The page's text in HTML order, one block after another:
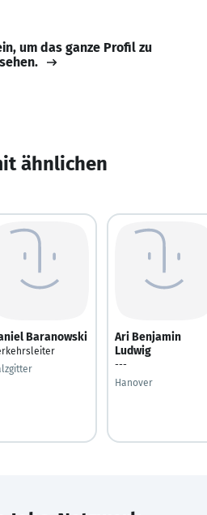
um das ganze Profil zu
sehen.
ähnlichen
Baranowski
Ari Benjamin
Ludwig
---
Hanover